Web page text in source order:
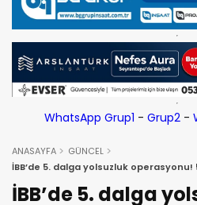
WhatsApp Grup1 - Grup2-
ANASAYFA
GÜNCEL
İBB’de 5. dalga yolsuzluk
milletvekili adliyeye sevk edildi!
İBB’de 5. dalga